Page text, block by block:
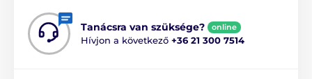
Tanácsra van szüksége? online
Hívjon a következő +36 21 300 7514